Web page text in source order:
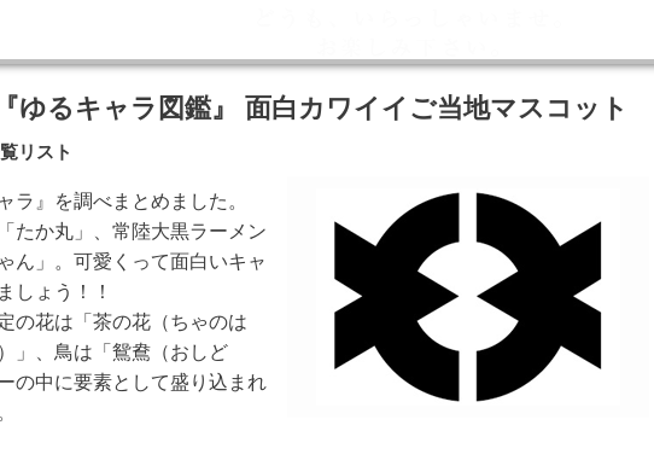
ゆるキャラ図鑑』 面白カワイイご当地マスコット
リスト
ラ』を調べまとめました。
たか丸」、常陸大黒ラーメン
ん」。可愛くって面白いキャ
しょう！！
の花は「茶の花（ちゃのは
」、鳥は「鴛鴦（おしど
の中に要素として盛り込まれ